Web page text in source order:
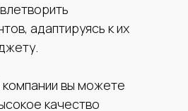
адаптируясь к их
вы можете
качество